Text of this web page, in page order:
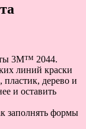
3M™ 2044.
линий краски
пластик, дерево и
и оставить
заполнять формы